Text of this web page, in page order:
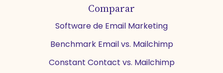
Comparar
Software de Email Marketing
Benchmark Email vs. Mailchimp
Constant Contact vs. Mailchimp